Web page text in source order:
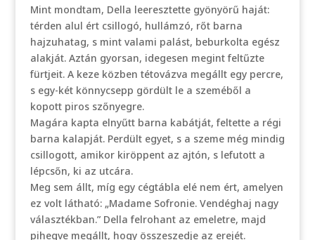
Mint mondtam, Della leeresztette gyönyörű haját:
térden alul ért csillogó, hullámzó, rőt barna
hajzuhatag, s mint valami palást, beburkolta egész
alakját. Aztán gyorsan, idegesen megint feltűzte
fürtjeit. A keze közben tétovázva megállt egy percre,
s egy-két könnycsepp gördült le a szeméből a
kopott piros szőnyegre.
Magára kapta elnyűtt barna kabátját, feltette a régi
barna kalapját. Perdült egyet, s a szeme még mindig
csillogott, amikor kiröppent az ajtón, s lefutott a
lépcsőn, ki az utcára.
Meg sem állt, míg egy cégtábla elé nem ért, amelyen
ez volt látható: „Madame Sofronie. Vendéghaj nagy
választékban.” Della felrohant az emeletre, majd
pihegve megállt, hogy összeszedje az erejét.